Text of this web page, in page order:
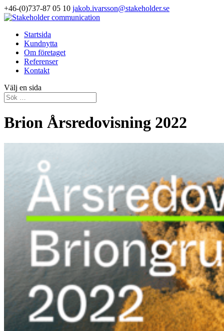
+46-(0)737-87 05 10 jakob.ivarsson@stakeholder.se
Startsida
Kundnytta
Om företaget
Referenser
Kontakt
Välj en sida
Brion Årsredovisning 2022